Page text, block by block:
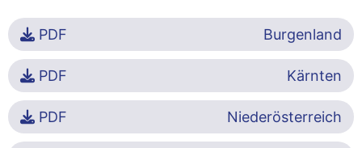
Burgenland
PDF
Kärnten
PDF
Niederösterreich
PDF